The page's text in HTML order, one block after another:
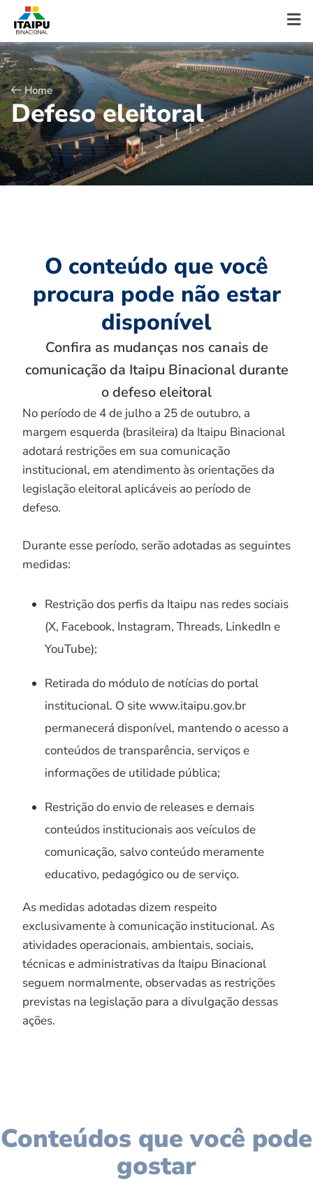
Home
Defeso eleitoral
O conteúdo que você
procura pode não estar
disponível
Confira as mudanças nos canais de
comunicação da Itaipu Binacional durante
o defeso eleitoral
No período de 4 de julho a 25 de outubro, a
margem esquerda (brasileira) da Itaipu Binacional
adotará restrições em sua comunicação
institucional, em atendimento às orientações da
legislação eleitoral aplicáveis ao período de
defeso.
Durante esse período, serão adotadas as seguintes
medidas:
Restrição dos perfis da Itaipu nas redes sociais
(X, Facebook, Instagram, Threads, LinkedIn e
YouTube);
Retirada do módulo de notícias do portal
institucional. O site www.itaipu.gov.br
permanecerá disponível, mantendo o acesso a
conteúdos de transparência, serviços e
informações de utilidade pública;
Restrição do envio de releases e demais
conteúdos institucionais aos veículos de
comunicação, salvo conteúdo meramente
educativo, pedagógico ou de serviço.
As medidas adotadas dizem respeito
exclusivamente à comunicação institucional. As
atividades operacionais, ambientais, sociais,
técnicas e administrativas da Itaipu Binacional
seguem normalmente, observadas as restrições
previstas na legislação para a divulgação dessas
ações.
Conteúdos que você pode
gostar